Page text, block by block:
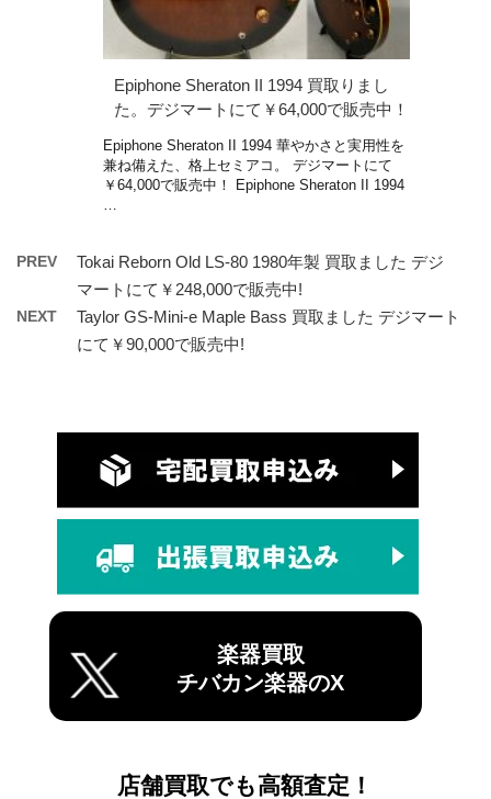
Epiphone Sheraton II 1994 買取りまし
た。デジマートにて￥64,000で販売中！
Epiphone Sheraton II 1994 華やかさと実用性を
兼ね備えた、格上セミアコ。 デジマートにて
￥64,000で販売中！ Epiphone Sheraton II 1994
PREV
Tokai Reborn Old LS-80 1980年製 買取ました デジ
マートにて￥248,000で販売中!
NEXT
Taylor GS-Mini-e Maple Bass 買取ました デジマート
にて￥90,000で販売中!
楽器買取
チバカン楽器のX
店舗買取でも高額査定！